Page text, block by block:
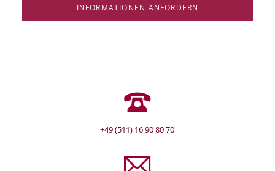
INFORMATIONEN ANFORDERN
+49 (511) 16 90 80 70